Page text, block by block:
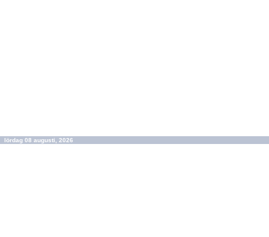
lördag 08 augusti, 2026